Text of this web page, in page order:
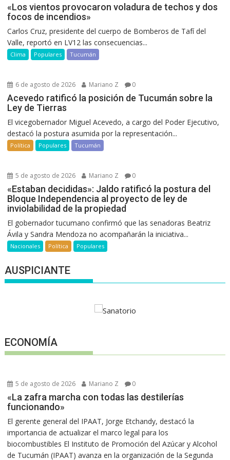
«Los vientos provocaron voladura de techos y dos
focos de incendios»
Carlos Cruz, presidente del cuerpo de Bomberos de Tafí del
Valle, reportó en LV12 las consecuencias...
Clima Populares Tucumán
6 de agosto de 2026 Mariano Z 0
Acevedo ratificó la posición de Tucumán sobre la
Ley de Tierras
El vicegobernador Miguel Acevedo, a cargo del Poder Ejecutivo,
destacó la postura asumida por la representación...
Política Populares Tucumán
5 de agosto de 2026 Mariano Z 0
«Estaban decididas»: Jaldo ratificó la postura del
Bloque Independencia al proyecto de ley de
inviolabilidad de la propiedad
El gobernador tucumano confirmó que las senadoras Beatriz
Ávila y Sandra Mendoza no acompañarán la iniciativa...
Nacionales Política Populares
AUSPICIANTE
ECONOMÍA
5 de agosto de 2026 Mariano Z 0
«La zafra marcha con todas las destilerías
funcionando»
El gerente general del IPAAT, Jorge Etchandy, destacó la
importancia de actualizar el marco legal para los
biocombustibles El Instituto de Promoción del Azúcar y Alcohol
de Tucumán (IPAAT) avanza en la organización de la Segunda